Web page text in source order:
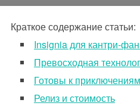
Краткое содержание статьи:
Insignia для кантри-
Превосходная
Готовы к
Релиз и стоимость